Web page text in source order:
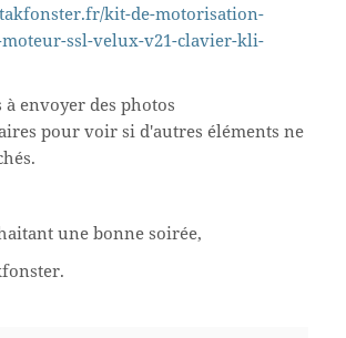
kit-de-motorisation-
ssl-velux-v21-clavier-kli-
à envoyer des photos
pour voir si d'autres éléments ne
une bonne soirée,